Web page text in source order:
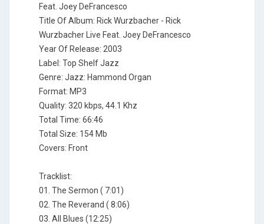
Feat. Joey DeFrancesco
Title Of Album: Rick Wurzbacher - Rick
Wurzbacher Live Feat. Joey DeFrancesco
Year Of Release: 2003
Label: Top Shelf Jazz
Genre: Jazz: Hammond Organ
Format: MP3
Quality: 320 kbps, 44.1 Khz
Total Time: 66:46
Total Size: 154 Mb
Covers: Front
Tracklist:
01. The Sermon ( 7:01)
02. The Reverand ( 8:06)
03. All Blues (12:25)